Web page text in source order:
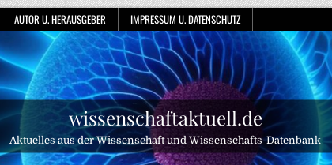
AUTOR U. HERAUSGEBER IMPRESSUM U. DATENSCHUTZ
wissenschaftaktuell.de
Aktuelles aus der Wissenschaft und Wissenschafts-Datenbank